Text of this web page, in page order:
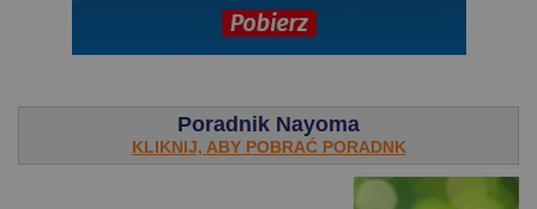
Poradnik Nayoma
KLIKNIJ, ABY POBRAĆ PORADNK